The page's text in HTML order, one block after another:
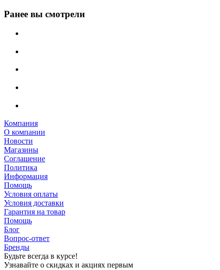
Ранее вы смотрели
Компания
О компании
Новости
Магазины
Соглашение
Политика
Информация
Помощь
Условия оплаты
Условия доставки
Гарантия на товар
Помощь
Блог
Вопрос-ответ
Бренды
Будьте всегда в курсе!
Узнавайте о скидках и акциях первым